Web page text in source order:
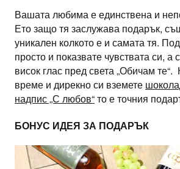
Вашата любима е единствена и
Ето защо тя заслужава подарък,
уникален колкото е и самата тя.
просто и показвате чувствата си, а
висок глас пред света „Обичам
време и дирекно си вземете
надпис „С любов“то е точния
БОНУС ИДЕЯ ЗА ПОДАРЪК